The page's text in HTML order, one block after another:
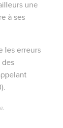
une
à ses
les erreurs
des